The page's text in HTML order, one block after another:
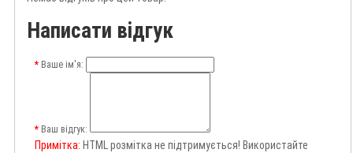
Написати відгук
Ваше ім'я:
Ваш відгук:
Примітка: HTML розмітка не підтримується! Використайте